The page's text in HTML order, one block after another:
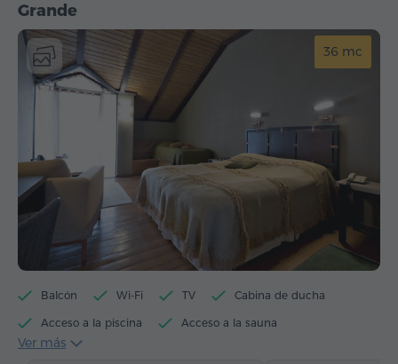
Grande
36 mc
Balcón Wi-Fi TV Cabina de ducha
Acceso a la piscina Acceso a la sauna
Acceso a jacuzzi
Ver más